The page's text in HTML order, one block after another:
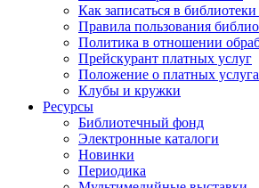
Как записаться в
Правила пользования
Политика в отношении
Прейскурант платных услуг
Положение о платных
Клубы и кружки
Ресурсы
Библиотечный фонд
Электронные каталоги
Новинки
Периодика